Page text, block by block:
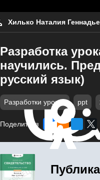
Хилько Наталия
Разработка
научились.
русский язык)
Разработки уроков ppt
Поделиться